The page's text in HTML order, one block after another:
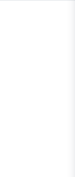
af nerve